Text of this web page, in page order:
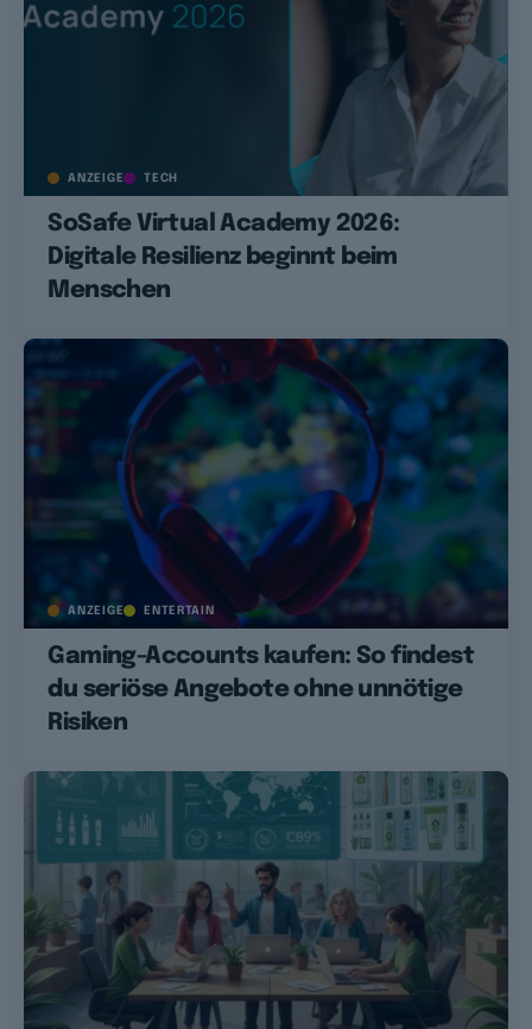
ANZEIGE TECH
SoSafe Virtual Academy 2026:
Digitale Resilienz beginnt beim
Menschen
ANZEIGE ENTERTAIN
Gaming-Accounts kaufen: So findest
du seriöse Angebote ohne unnötige
Risiken